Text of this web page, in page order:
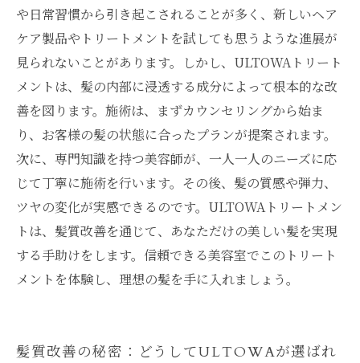
あなたも体験してみては？ULTOWAトリートメ
ントの未来
や日常習慣から引き起こされることが多く、新しいヘア
ケア製品やトリートメントを試しても思うような進展が
見られないことがあります。しかし、ULTOWAトリート
メントは、髪の内部に浸透する成分によって根本的な改
善を図ります。施術は、まずカウンセリングから始ま
り、お客様の髪の状態に合ったプランが提案されます。
次に、専門知識を持つ美容師が、一人一人のニーズに応
じて丁寧に施術を行います。その後、髪の質感や弾力、
ツヤの変化が実感できるのです。ULTOWAトリートメン
トは、髪質改善を通じて、あなただけの美しい髪を実現
する手助けをします。信頼できる美容室でこのトリート
メントを体験し、理想の髪を手に入れましょう。
髪質改善の秘密：どうしてULTOWAが選ばれ